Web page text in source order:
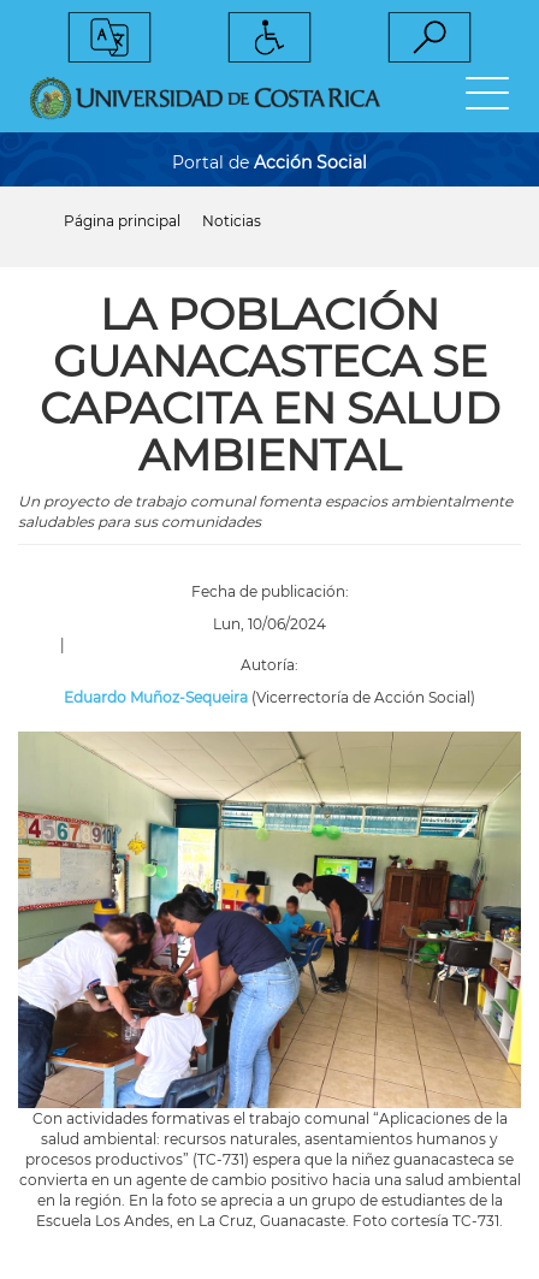
Portal de Acción Social
navegación
Página principal Noticias
LA POBLACIÓN
GUANACASTECA SE
CAPACITA EN SALUD
AMBIENTAL
Un proyecto de trabajo comunal fomenta espacios ambientalmente
saludables para sus comunidades
Fecha de publicación:
Lun, 10/06/2024
|
Autoría:
Eduardo Muñoz-Sequeira (Vicerrectoría de Acción Social)
Con actividades formativas el trabajo comunal “Aplicaciones de la
salud ambiental: recursos naturales, asentamientos humanos y
procesos productivos” (TC-731) espera que la niñez guanacasteca se
convierta en un agente de cambio positivo hacia una salud ambiental
en la región. En la foto se aprecia a un grupo de estudiantes de la
Escuela Los Andes, en La Cruz, Guanacaste. Foto cortesía TC-731.